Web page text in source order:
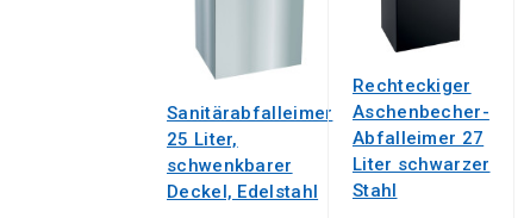
Sanitärabfalleimer
25 Liter,
schwenkbarer
Deckel, Edelstahl
Rechteckiger
Aschenbecher-
Abfalleimer 27
Liter schwarzer
Stahl